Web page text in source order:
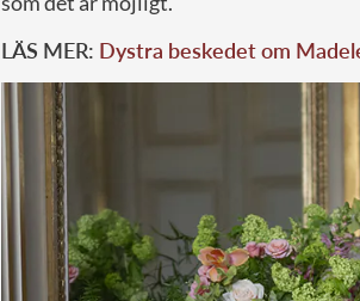
LÄS MER: Dystra beskedet om